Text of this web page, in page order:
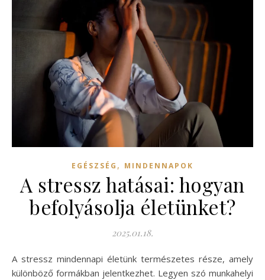
EGÉSZSÉG , MINDENNAPOK
A stressz hatásai: hogyan
befolyásolja életünket?
2025.01.18.
A stressz mindennapi életünk természetes része, amely
különböző formákban jelentkezhet. Legyen szó munkahelyi